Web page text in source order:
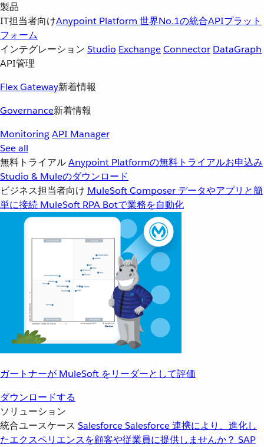
製品
IT担当者向けAnypoint Platform 世界No.1の統合APIプラット
フォーム
インテグレーション Studio ExchangeConnector DataGraph
API管理
Flex Gateway新着情報
Governance新着情報
MonitoringAPI Manager
See all
無料トライアルAnypoint Platformの無料トライアルお申込み
Studio & Muleのダウンロード
ビジネス担当者向け MuleSoft Composer データやアプリと簡
単に接続 MuleSoft RPA Botで業務を自動化
ガートナーが MuleSoft をリーダーとして評価
ダウンロードする
ソリューション
統合ユースケース SalesforceSalesforce 連携により、進化し
たエクスペリエンスを顧客や従業員に提供しませんか？ SAP